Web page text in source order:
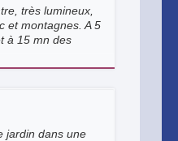
très lumineux,
et montagnes. A 5
à 15 mn des
jardin dans une